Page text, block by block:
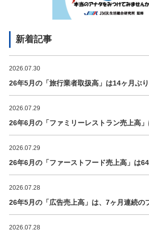
新着記事
2026.07.30
26年5月の「旅行業者取扱高」は14ヶ月ぶ
2026.07.29
26年6月の「ファミリーレストラン売上高
2026.07.29
26年6月の「ファーストフード売上高」は
2026.07.28
26年5月の「広告売上高」は、7ヶ月連続の
2026.07.28